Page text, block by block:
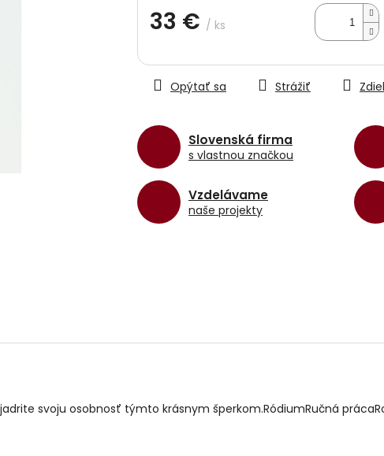
33 € / ks
cena:
Slovenská firma
s vlastnou značkou
Vzdelávame
naše projekty
Opýtať sa Strážiť
hviezdičiek.
svoju osobnosť týmto krásnym šperkom.RódiumRučná